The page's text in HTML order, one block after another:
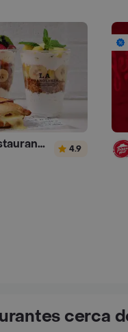
Al Agua Patos Restaurante - Turbo 4.9
cerca